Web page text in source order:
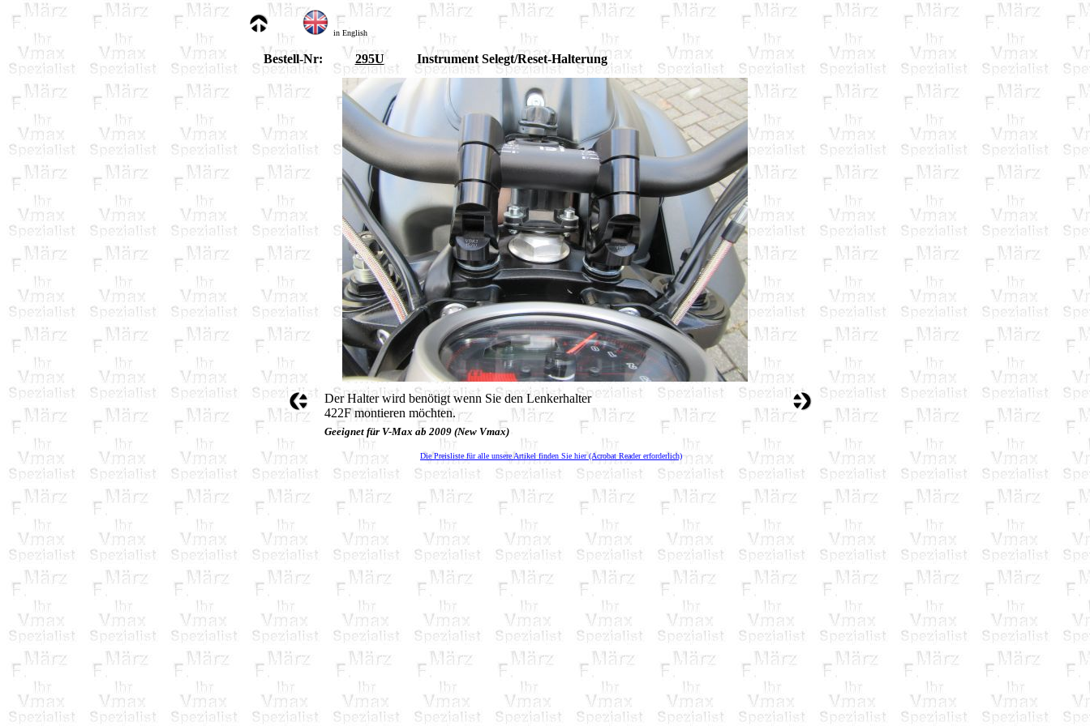
in English
Bestell-Nr: 295U Instrument Selegt/Reset-Halterung
Der Halter wird benötigt wenn Sie den Lenkerhalter
422F montieren möchten.
Geeignet für V-Max ab 2009 (New Vmax)
Die Preisliste für alle unsere Artikel finden Sie hier (Acrobat Reader erforderlich)